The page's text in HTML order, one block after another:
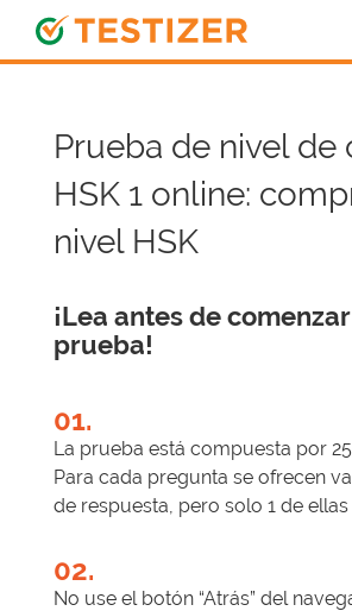
Prueba de nivel de
HSK 1 online:
nivel HSK
¡Lea antes de
prueba!
01.
La prueba está compuesta por
Para cada pregunta se ofrecen
de respuesta, pero solo 1 de
02.
No use el botón “Atrás” del